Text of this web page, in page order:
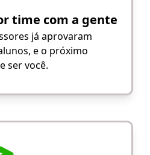
time com a gente
já aprovaram
e o próximo
ser você.